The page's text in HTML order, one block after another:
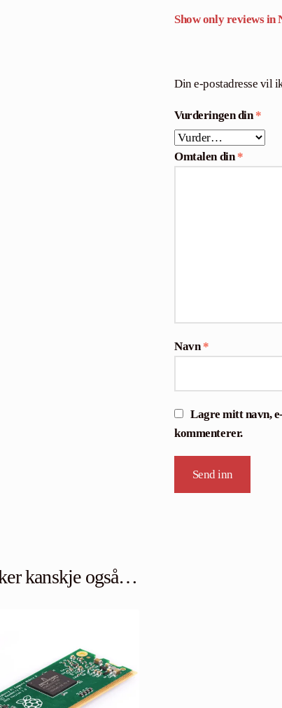
Show only reviews in
Din e-postadresse vil
Vurderingen din*
Omtalen din*
Navn *
Lagre mitt navn,
kommenterer.
kanskje også…